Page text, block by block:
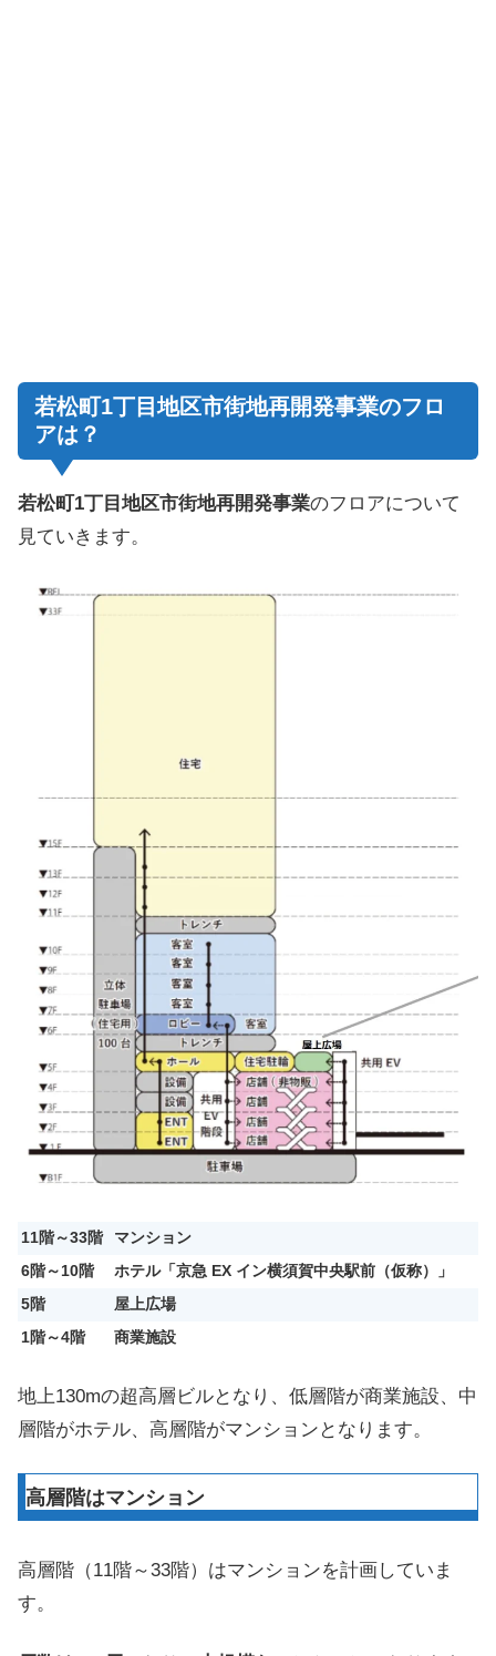
若松町1丁目地区市街地再開発事業のフロ
アは？
若松町1丁目地区市街地再開発事業のフロアについて
見ていきます。
11階～33階
マンション
6階～10階
ホテル「京急 EX イン横須賀中央駅前（仮称）」
5階
屋上広場
1階～4階
商業施設
地上130mの超高層ビルとなり、低層階が商業施設、中
層階がホテル、高層階がマンションとなります。
高層階はマンション
高層階（11階～33階）はマンションを計画していま
す。